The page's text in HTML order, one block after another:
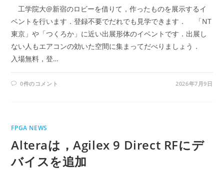
工学院大@新宿のロビーを借りて，作ったものを展示するイ
ベントを行います．登録不要でだれでも見学できます． 「NT
東京」や「つくろか」に近い出展形体のイベントです．出展し
ない人もエアコンの効いた空間に集まってだべりましょう．
入場無料，登…
0件のコメント 2026年7月9日
FPGA NEWS
Alteraは，Agilex 9 Direct RFにデ
バイスを追加